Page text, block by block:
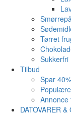
Tørret
Sukkerfri
Tilbud
Spar 40%
Annonce
DATOVARER